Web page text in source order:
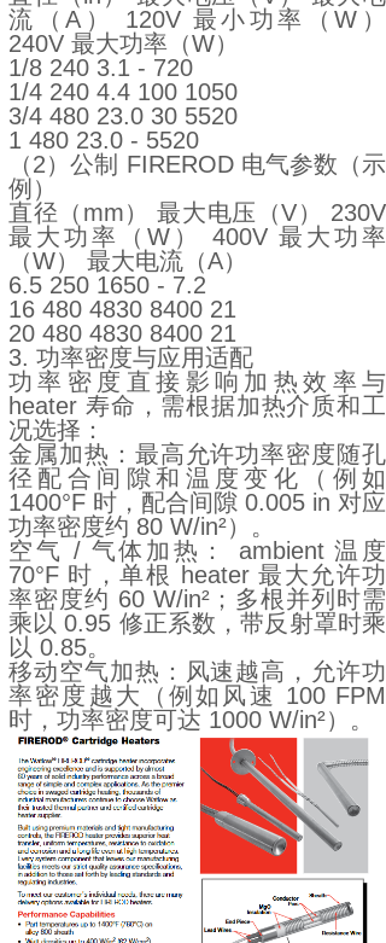
流（A） 120V 最小功率（W）
240V 最大功率（W）
1/8 240 3.1 - 720
1/4 240 4.4 100 1050
3/4 480 23.0 30 5520
1 480 23.0 - 5520
（2）公制 FIREROD 电气参数（示
例）
直径（mm） 最大电压（V） 230V
最大功率（W） 400V 最大功率
（W） 最大电流（A）
6.5 250 1650 - 7.2
16 480 4830 8400 21
20 480 4830 8400 21
3. 功率密度与应用适配
功率密度直接影响加热效率与
heater 寿命，需根据加热介质和工
况选择：
金属加热：最高允许功率密度随孔
径配合间隙和温度变化（例如
1400°F 时，配合间隙 0.005 in 对应
功率密度约 80 W/in²）。
空气 / 气体加热： ambient 温度
70°F 时，单根 heater 最大允许功
率密度约 60 W/in²；多根并列时需
乘以 0.95 修正系数，带反射罩时乘
以 0.85。
移动空气加热：风速越高，允许功
率密度越大（例如风速 100 FPM
时，功率密度可达 1000 W/in²）。